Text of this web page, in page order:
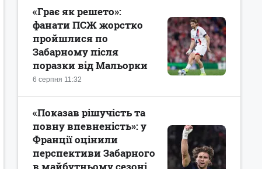
6 серпня 11:32
«Грає як решето»:
фанати ПСЖ жорстко
пройшлися по
Забарному після
поразки від Мальорки
«Показав рішучість та
повну впевненість»: у
Франції оцінили
перспективи Забарного